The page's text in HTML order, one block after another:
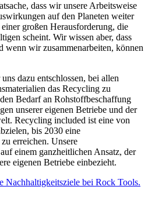
dass wir unsere Arbeitsweise
auf den Planeten weiter
großen Herausforderung, die
scheint. Wir wissen aber, dass
wenn wir zusammenarbeiten, können
dazu entschlossen, bei allen
das Recycling zu
Bedarf an Rohstoffbeschaffung
unserer eigenen Betriebe und der
Recycling included ist eine von
bis 2030 eine
erreichen. Unsere
einem ganzheitlichen Ansatz, der
eigenen Betriebe einbezieht.
Nachhaltigkeitsziele bei Rock Tools.